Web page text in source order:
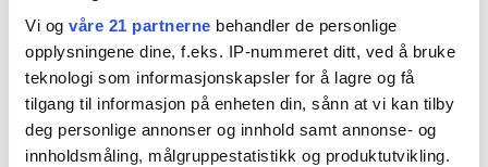
Vi og våre 21 partnerne behandler de personlige
opplysningene dine, f.eks. IP-nummeret ditt, ved å bruke
teknologi som informasjonskapsler for å lagre og få
tilgang til informasjon på enheten din, sånn at vi kan tilby
deg personlige annonser og innhold samt annonse- og
innholdsmåling, målgruppestatistikk og produktutvikling.
Flere saker